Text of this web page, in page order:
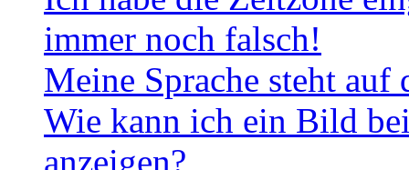
immer noch falsch!
Meine Sprache steht
Wie kann ich ein Bild
anzeigen?